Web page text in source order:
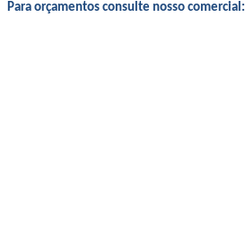
Para orçamentos consulte nosso comercial: